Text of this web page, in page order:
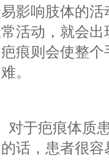
影响肢体的
活动，就会
痕则会使整
。
对于疤痕体质
话，患者很